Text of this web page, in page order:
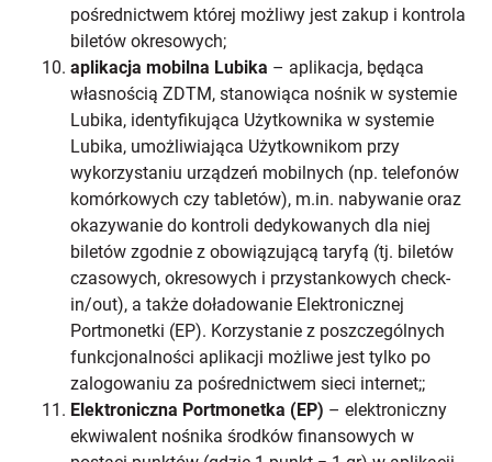
pośrednictwem której możliwy jest zakup i kontrola
biletów okresowych;
aplikacja mobilna Lubika – aplikacja, będąca
własnością ZDTM, stanowiąca nośnik w systemie
Lubika, identyfikująca Użytkownika w systemie
Lubika, umożliwiająca Użytkownikom przy
wykorzystaniu urządzeń mobilnych (np. telefonów
komórkowych czy tabletów), m.in. nabywanie oraz
okazywanie do kontroli dedykowanych dla niej
biletów zgodnie z obowiązującą taryfą (tj. biletów
czasowych, okresowych i przystankowych check-
in/out), a także doładowanie Elektronicznej
Portmonetki (EP). Korzystanie z poszczególnych
funkcjonalności aplikacji możliwe jest tylko po
zalogowaniu za pośrednictwem sieci internet;;
Elektroniczna Portmonetka (EP) – elektroniczny
ekwiwalent nośnika środków finansowych w